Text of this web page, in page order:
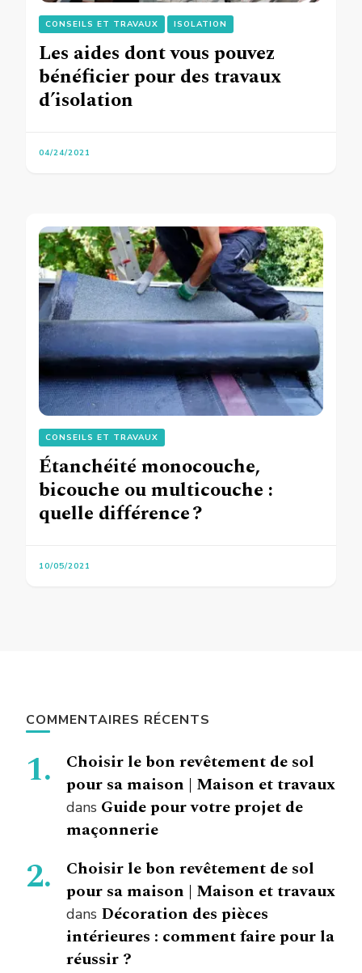
CONSEILS ET TRAVAUX ISOLATION
Les aides dont vous pouvez
bénéficier pour des travaux
d’isolation
04/24/2021
CONSEILS ET TRAVAUX
Étanchéité monocouche,
bicouche ou multicouche :
quelle différence ?
10/05/2021
COMMENTAIRES RÉCENTS
Choisir le bon revêtement de sol
pour sa maison | Maison et travaux
dans Guide pour votre projet de
maçonnerie
Choisir le bon revêtement de sol
pour sa maison | Maison et travaux
dans Décoration des pièces
intérieures : comment faire pour la
réussir ?